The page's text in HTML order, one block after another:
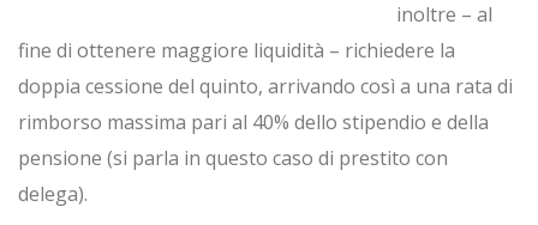
inoltre – al
fine di ottenere maggiore liquidità – richiedere la
doppia cessione del quinto, arrivando così a una rata di
rimborso massima pari al 40% dello stipendio e della
pensione (si parla in questo caso di prestito con
delega).